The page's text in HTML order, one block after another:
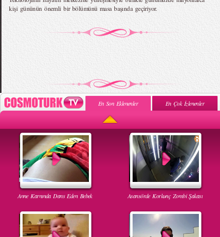
kişi gününün önemli bir bölümünü masa başında geçiriyor.
En Son Eklenenler En Çok İzlenenler
Anne Karnında Dans Eden Bebek Asansörde Korkunç Zombi Şakası